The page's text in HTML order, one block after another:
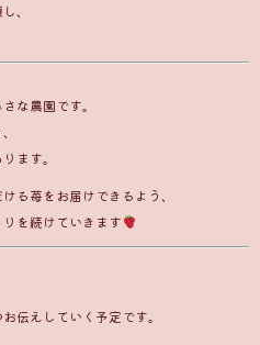
、
な農園です。
ます。
る苺をお届けできるよう、
を続けていきます
伝えしていく予定です。